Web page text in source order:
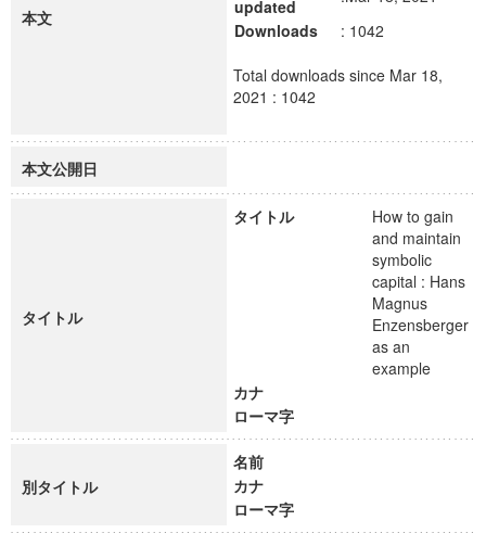
本文
updated
Downloads
: 1042
Total downloads since Mar 18,
2021 : 1042
本文公開日
タイトル
タイトル
How to gain
and maintain
symbolic
capital : Hans
Magnus
Enzensberger
as an
example
カナ
ローマ字
別タイトル
名前
カナ
ローマ字